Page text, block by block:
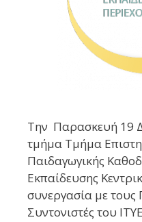
Την Παρασκευή 19
τμήμα Τμήμα
Παιδαγωγικής
Εκπαίδευσης
συνεργασία με τους
Συντονιστές του